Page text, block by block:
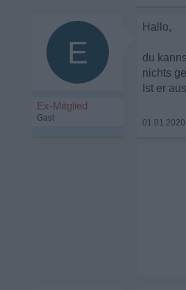
E
Ex-Mitglied
Gast
Hallo,
du
nichts
Ist er